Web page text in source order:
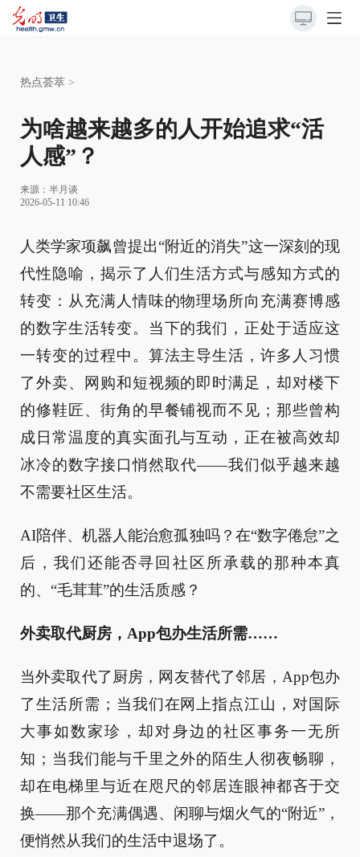
热点荟萃 >
为啥越来越多的人开始追求“活
人感”？
来源： 半月谈
2026-05-11 10:46
人类学家项飙曾提出“附近的消失”这一深刻的现
代性隐喻，揭示了人们生活方式与感知方式的
转变：从充满人情味的物理场所向充满赛博感
的数字生活转变。当下的我们，正处于适应这
一转变的过程中。算法主导生活，许多人习惯
了外卖、网购和短视频的即时满足，却对楼下
的修鞋匠、街角的早餐铺视而不见；那些曾构
成日常温度的真实面孔与互动，正在被高效却
冰冷的数字接口悄然取代——我们似乎越来越
不需要社区生活。
AI陪伴、机器人能治愈孤独吗？在“数字倦怠”之
后，我们还能否寻回社区所承载的那种本真
的、“毛茸茸”的生活质感？
外卖取代厨房，App包办生活所需……
当外卖取代了厨房，网友替代了邻居，App包办
了生活所需；当我们在网上指点江山，对国际
大事如数家珍，却对身边的社区事务一无所
知；当我们能与千里之外的陌生人彻夜畅聊，
却在电梯里与近在咫尺的邻居连眼神都吝于交
换——那个充满偶遇、闲聊与烟火气的“附近”，
便悄然从我们的生活中退场了。